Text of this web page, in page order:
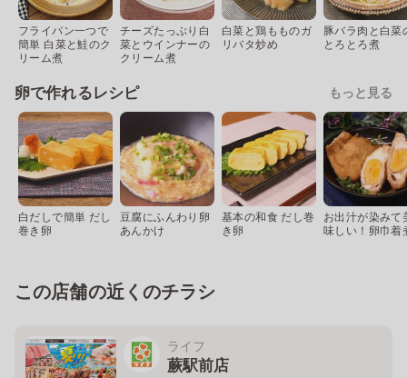
フライパン一つで
簡単 白菜と鮭のク
リーム煮
チーズたっぷり白
菜とウインナーの
クリーム煮
白菜と鶏もものガ
リバタ炒め
豚バラ肉と白菜
とろとろ煮
卵で作れるレシピ もっと見る
白だしで簡単 だし
巻き卵
豆腐にふんわり卵
あんかけ
基本の和食 だし巻
き卵
お出汁が染みて
味しい！卵巾着
この店舗の近くのチラシ
ライフ
蕨駅前店